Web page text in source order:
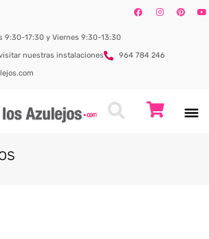
9:30-17:30 y Viernes 9:30-13:30
nuestras instalaciones
964 784 246